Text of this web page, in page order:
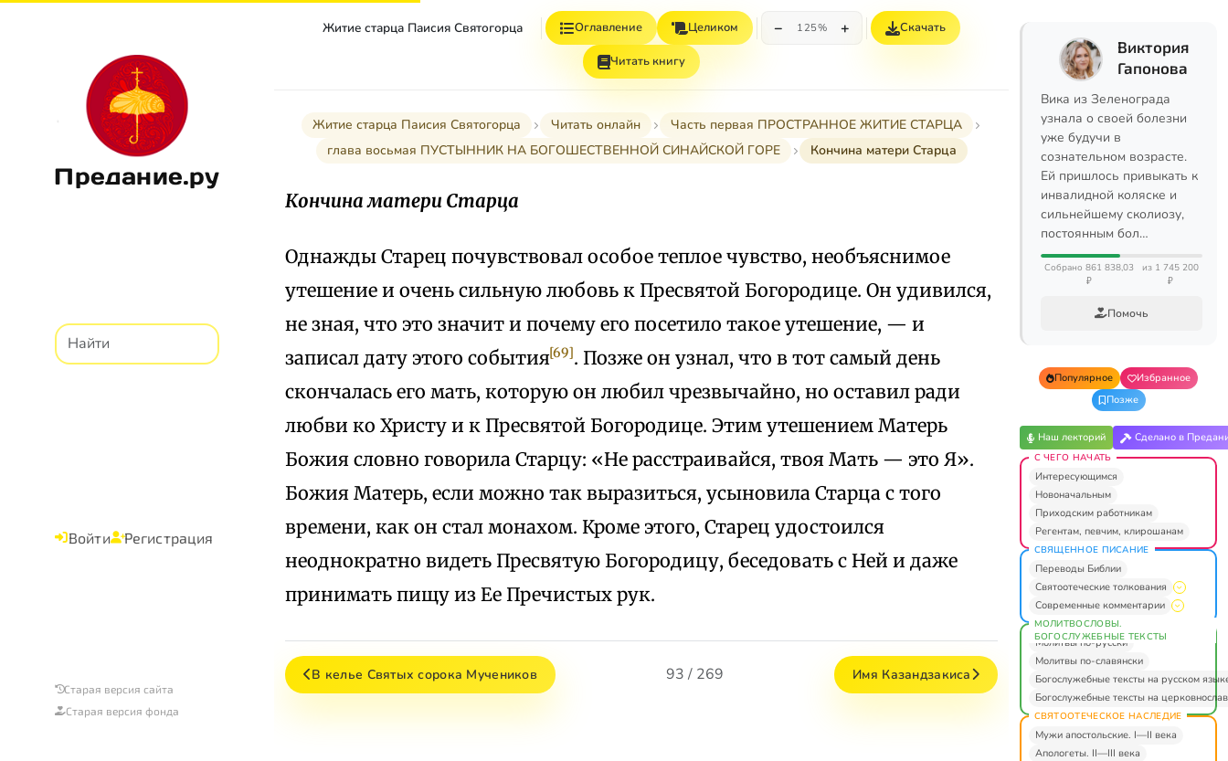
Предание.ру
Войти Регистрация
Старая версия сайта
Старая версия фонда
Житие старца Паисия Святогорца Оглавление Целиком − 125% + Скачать
Читать книгу
Житие старца Паисия Святогорца Читать онлайн
Часть первая ПРОСТРАННОЕ ЖИТИЕ СТАРЦА
глава восьмая ПУСТЫННИК НА БОГОШЕСТВЕННОЙ СИНАЙСКОЙ ГОРЕ
Кончина матери Старца
Кончина матери Старца
Однажды Старец почувствовал особое теплое чувство, необъяснимое
утешение и очень сильную любовь к Пресвятой Богородице. Он удивился,
не зная, что это значит и почему его посетило такое утешение, — и
записал дату этого события[69]. Позже он узнал, что в тот самый день
скончалась его мать, которую он любил чрезвычайно, но оставил ради
любви ко Христу и к Пресвятой Богородице. Этим утешением Матерь
Божия словно говорила Старцу: «Не расстраивайся, твоя Мать — это Я».
Божия Матерь, если можно так выразиться, усыновила Старца с того
времени, как он стал монахом. Кроме этого, Старец удостоился
неоднократно видеть Пресвятую Богородицу, беседовать с Ней и даже
принимать пищу из Ее Пречистых рук.
В келье Святых сорока Мучеников 93 / 269 Имя Казандзакиса
Виктория
Гапонова
Вика из Зеленограда
узнала о своей болезни
уже будучи в
сознательном возрасте.
Ей пришлось привыкать к
инвалидной коляске и
сильнейшему сколиозу,
постоянным бол…
Собрано 861 838,03
₽
из 1 745 200
₽
Помочь
Популярное
Избранное
Позже
Наш лекторий Сделано в
С ЧЕГО НАЧАТЬ
Интересующимся
Новоначальным
Приходским работникам
Регентам, певчим, клирошанам
СВЯЩЕННОЕ ПИСАНИЕ
Переводы Библии
Святоотеческие толкования
Современные комментарии
МОЛИТВОСЛОВЫ.
БОГОСЛУЖЕБНЫЕ ТЕКСТЫ
Молитвы по-русски
Молитвы по-славянски
Богослужебные тексты на русском
Богослужебные тексты на
СВЯТООТЕЧЕСКОЕ НАСЛЕДИЕ
Мужи апостольские. I—II века
Апологеты. II—III века